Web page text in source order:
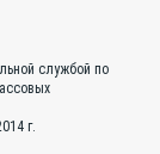
службой по
г.